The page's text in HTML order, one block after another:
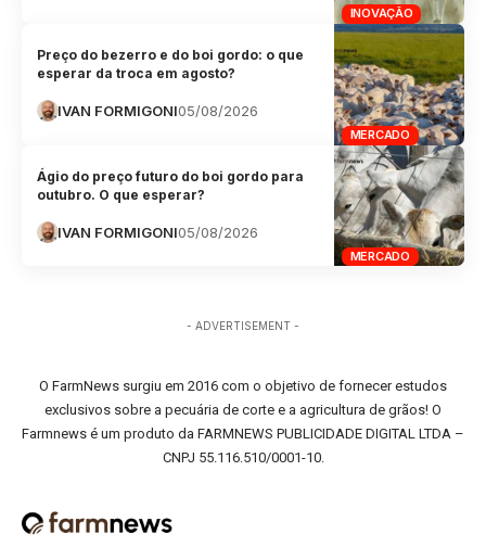
INOVAÇÃO
MERCADO
Preço do bezerro e do boi gordo: o que
esperar da troca em agosto?
IVAN FORMIGONI05/08/2026
MERCADO
Ágio do preço futuro do boi gordo para
outubro. O que esperar?
IVAN FORMIGONI05/08/2026
- ADVERTISEMENT -
O FarmNews surgiu em 2016 com o objetivo de fornecer estudos
exclusivos sobre a pecuária de corte e a agricultura de grãos! O
Farmnews é um produto da FARMNEWS PUBLICIDADE DIGITAL LTDA –
CNPJ 55.116.510/0001-10.